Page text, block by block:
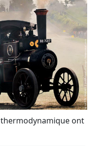
thermodynamique ont